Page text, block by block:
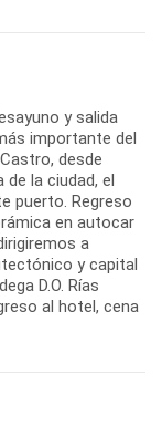
y salida
importante del
desde
la ciudad, el
puerto. Regreso
en autocar
a
y capital
D.O. Rías
al hotel, cena